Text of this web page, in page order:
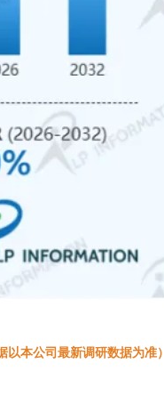
本公司最新调研数据为准）